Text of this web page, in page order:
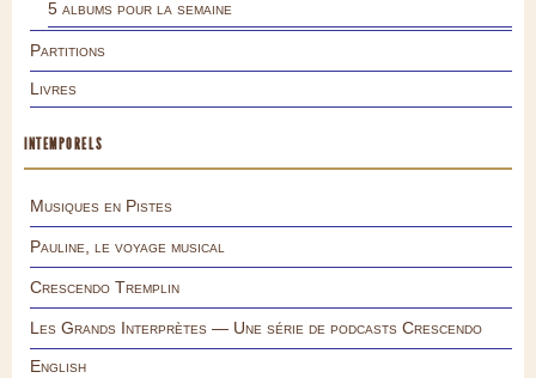
5 albums pour la semaine
Partitions
Livres
INTEMPORELS
Musiques en Pistes
Pauline, le voyage musical
Crescendo Tremplin
Les Grands Interprètes — Une série de podcasts Crescendo
English